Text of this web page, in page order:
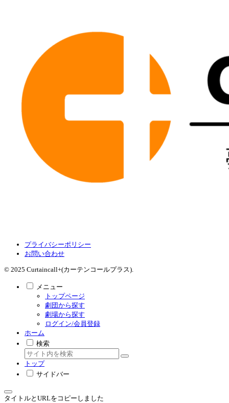
プライバシーポリシー
お問い合わせ
© 2025 Curtaincall+(カーテンコールプラス).
メニュー
トップページ
劇団から探す
劇場から探す
ログイン/会員登録
ホーム
検索
トップ
サイドバー
タイトルとURLをコピーしました